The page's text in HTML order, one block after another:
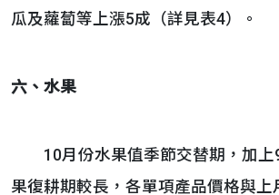
瓜及蘿蔔等上漲5成（詳見表4）。
六、水果
10月份水果值季節交替期，加上
果復耕期較長，各單項產品價格與上